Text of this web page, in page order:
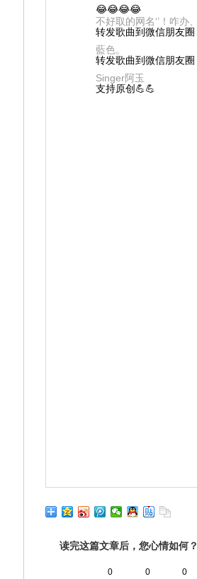
😂😂😂😂
不好取的网名‘’！咋办、
转发歌曲到微信朋友圈
藍色。
转发歌曲到微信朋友圈
Singer阿玉
支持原创💪💪
读完这篇文章后，您心情如何？
0 0 0